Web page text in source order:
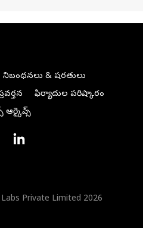
నిబంధనలు & షరతులు
ఫిర్యాదుల పరిష్కారం
ఆర్కైవ్స్
Private Limited 2026